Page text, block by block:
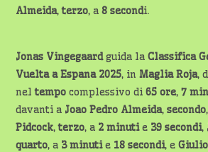
Almeida,terzo, a8 secondi.
Jonas Vingegaardguida laClassifica
Vuelta a Espana 2025, inMaglia Roja,
nel tempo complessivo di65 ore,7
davanti a Joao Pedro Almeida,secondo
Pidcock,terzo, a 2 minutie 39 secondi,
quarto, a 3 minutie 18 secondi, e